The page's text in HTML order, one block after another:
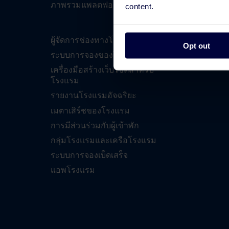
content.
Opt out
ภาพรวมแพลตฟอร์ม
ผู้จัดการช่องทางโรงแรม
ระบบการจองของโรงแรม
เครื่องมือสร้างเว็บไซต์สำหรับ
โรงแรม
รายงานโรงแรมอัจฉริยะ
เมตาเสิร์ชของโรงแรม
การมีส่วนร่วมกับผู้เข้าพัก
กลุ่มโรงแรมและเครือโรงแรม
ระบบการจองเบ็ดเสร็จ
แอพโรงแรม